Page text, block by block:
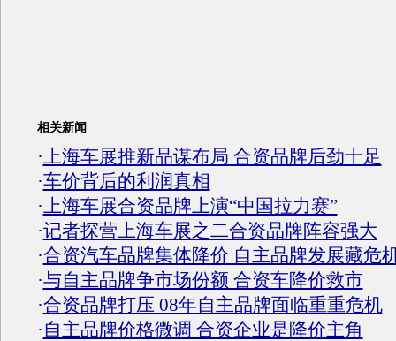
相关新闻
·上海车展推新品谋布局 合资品牌后劲十足
·车价背后的利润真相
·上海车展合资品牌上演“中国拉力赛”
·记者探营上海车展之二合资品牌阵容强大
·合资汽车品牌集体降价 自主品牌发展藏危
·与自主品牌争市场份额 合资车降价救市
·合资品牌打压 08年自主品牌面临重重危机
· 自主品牌价格微调 合资企业是降价主角